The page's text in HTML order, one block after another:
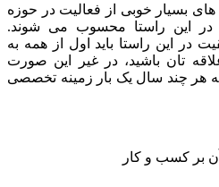
های بسیار خوبی از فعالیت در حوزه
در این راستا محسوب می شوند.
در این راستا باید اول از همه به
تان باشید، در غیر این صورت
هر چند سال یک بار زمینه تخصصی
بر کسب و کار